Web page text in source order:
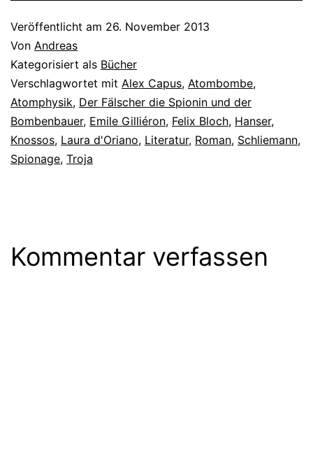
Veröffentlicht am 26. November 2013
Von Andreas
Kategorisiert als Bücher
Verschlagwortet mit Alex Capus, Atombombe,
Atomphysik, Der Fälscher die Spionin und der
Bombenbauer, Emile Gilliéron, Felix Bloch, Hanser,
Knossos, Laura d'Oriano, Literatur, Roman, Schliemann,
Spionage, Troja
Kommentar verfassen